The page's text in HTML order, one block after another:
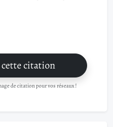
citation
de citation pour vos réseaux !